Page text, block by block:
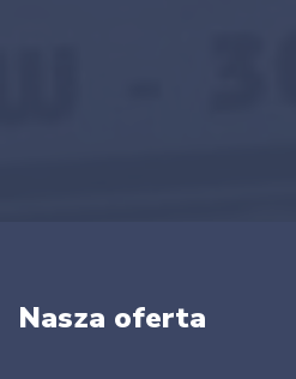
Nasza oferta